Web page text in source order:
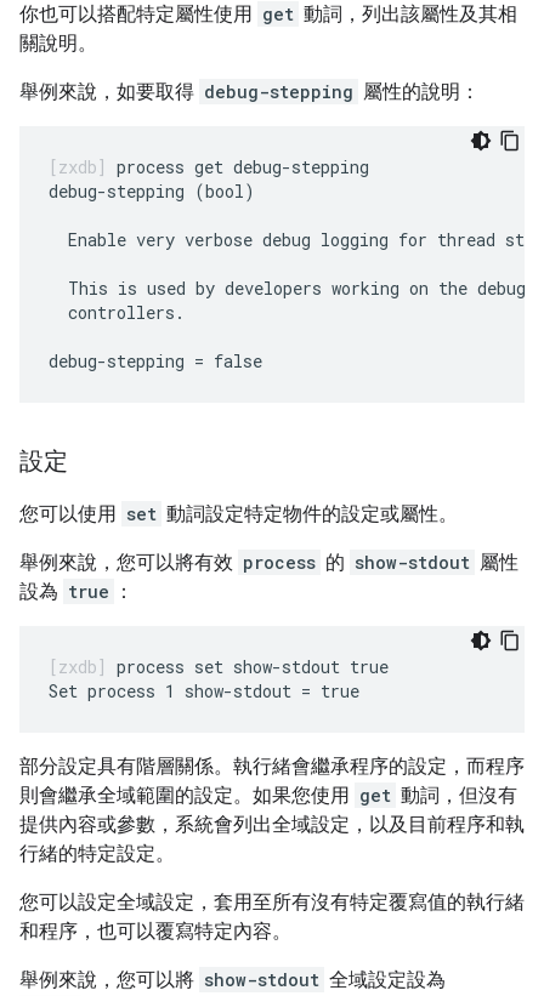
你也可以搭配特定屬性使用 get 動詞，列出該屬性及其相
關說明。
舉例來說，如要取得 debug-stepping 屬性的說明：
process get debug-stepping
debug-stepping (bool)
Enable very verbose debug logging for thread
This is used by developers working on the
  controllers.
設定
您可以使用 set 動詞設定特定物件的設定或屬性。
舉例來說，您可以將有效 process 的 show-stdout 屬性
設為 true ：
process set show-stdout true
部分設定具有階層關係。執行緒會繼承程序的設定，而程序
則會繼承全域範圍的設定。如果您使用 get 動詞，但沒有
提供內容或參數，系統會列出全域設定，以及目前程序和執
行緒的特定設定。
您可以設定全域設定，套用至所有沒有特定覆寫值的執行緒
和程序，也可以覆寫特定內容。
舉例來說，您可以將 show-stdout 全域設定設為